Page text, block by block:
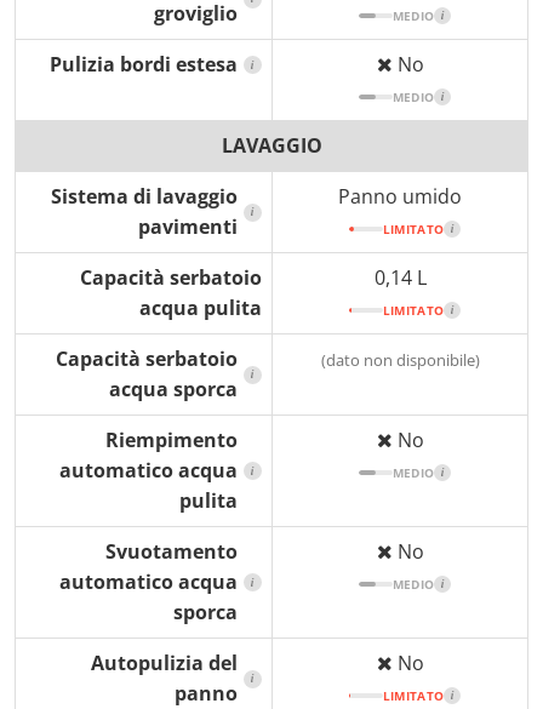
groviglio MEDIO i
Pulizia bordi estesa i No
MEDIO i
LAVAGGIO
Sistema di lavaggio
pavimenti
i
Panno umido
LIMITATO i
Capacità serbatoio
acqua pulita
0,14 L
LIMITATO i
Capacità serbatoio
acqua sporca
i
(dato non disponibile)
Riempimento
automatico acqua
pulita
i
No
MEDIO i
Svuotamento
automatico acqua
sporca
i
No
MEDIO i
Autopulizia del
panno
i
No
LIMITATO i